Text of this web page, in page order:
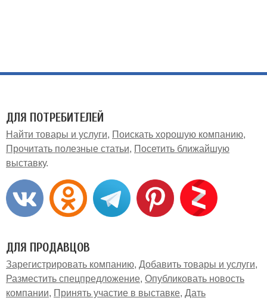
ДЛЯ ПОТРЕБИТЕЛЕЙ
Найти товары и услуги
Поискать хорошую компанию
Прочитать полезные статьи
Посетить ближайшую
выставку
ДЛЯ ПРОДАВЦОВ
Зарегистрировать компанию Добавить товары и услуги
Разместить спецпредложение Опубликовать новость
компании
Принять участие в выставке Дать